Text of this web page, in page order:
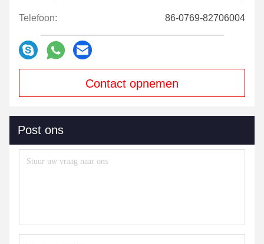
Telefoon: 86-0769-82706004
Contact opnemen
Post ons